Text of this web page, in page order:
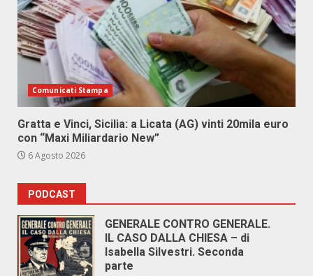
Comunicati Stampa
Gratta e Vinci, Sicilia: a Licata (AG) vinti 20mila euro
con “Maxi Miliardario New”
6 Agosto 2026
PODCAST
GENERALE CONTRO GENERALE.
IL CASO DALLA CHIESA – di
Isabella Silvestri. Seconda
parte